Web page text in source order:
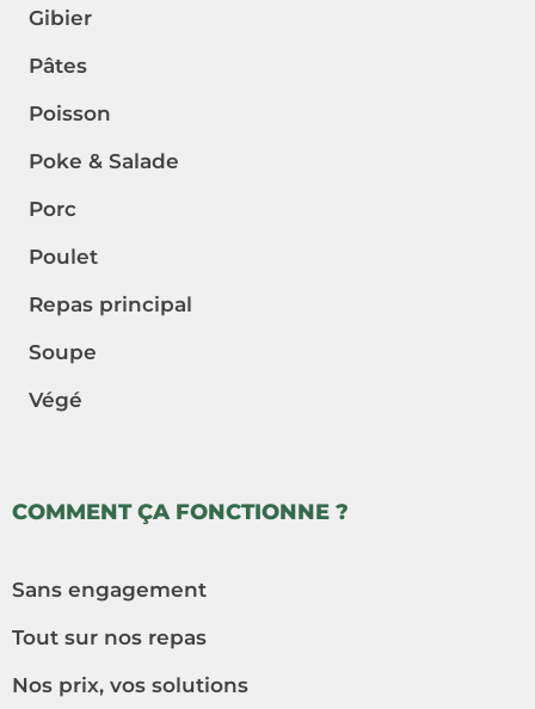
Gibier
Pâtes
Poisson
Poke & Salade
Porc
Poulet
Repas principal
Soupe
Végé
COMMENT ÇA FONCTIONNE ?
Sans engagement
Tout sur nos repas
Nos prix, vos solutions